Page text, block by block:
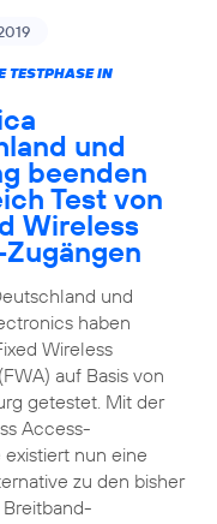
TESTPHASE IN
und
beenden
Test von
Wireless
und
haben
Wireless
auf Basis von
getestet. Mit der
Access-
nun eine
zu den bisher